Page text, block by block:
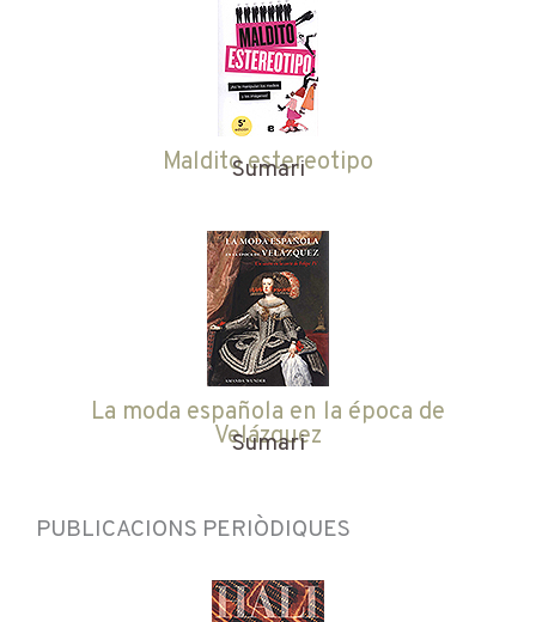
Maldito estereotipo
Sumari
La moda española en la época de
Velázquez
Sumari
PUBLICACIONS PERIÒDIQUES